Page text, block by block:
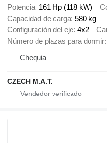
Potencia 161 Hp (118 kW)
Capacidad de carga 580 kg
Configuración del eje 4x2
Número de plazas para dormir
Chequia
CZECH M.A.T.